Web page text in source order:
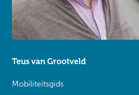
Teus van Grootveld
Mobiliteitsgids